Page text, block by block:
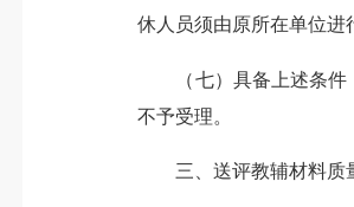
休人员须由原所在单位进
（七）具备上述条件，
不予受理。
三、送评教辅材料质